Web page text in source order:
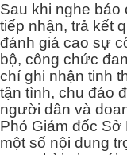
Sau khi nghe báo
tiếp nhận, trả kết
đánh giá cao sự
bộ, công chức
chí ghi nhận tinh
tận tình, chu đáo
người dân và
Phó Giám đốc Sở
một số nội dung